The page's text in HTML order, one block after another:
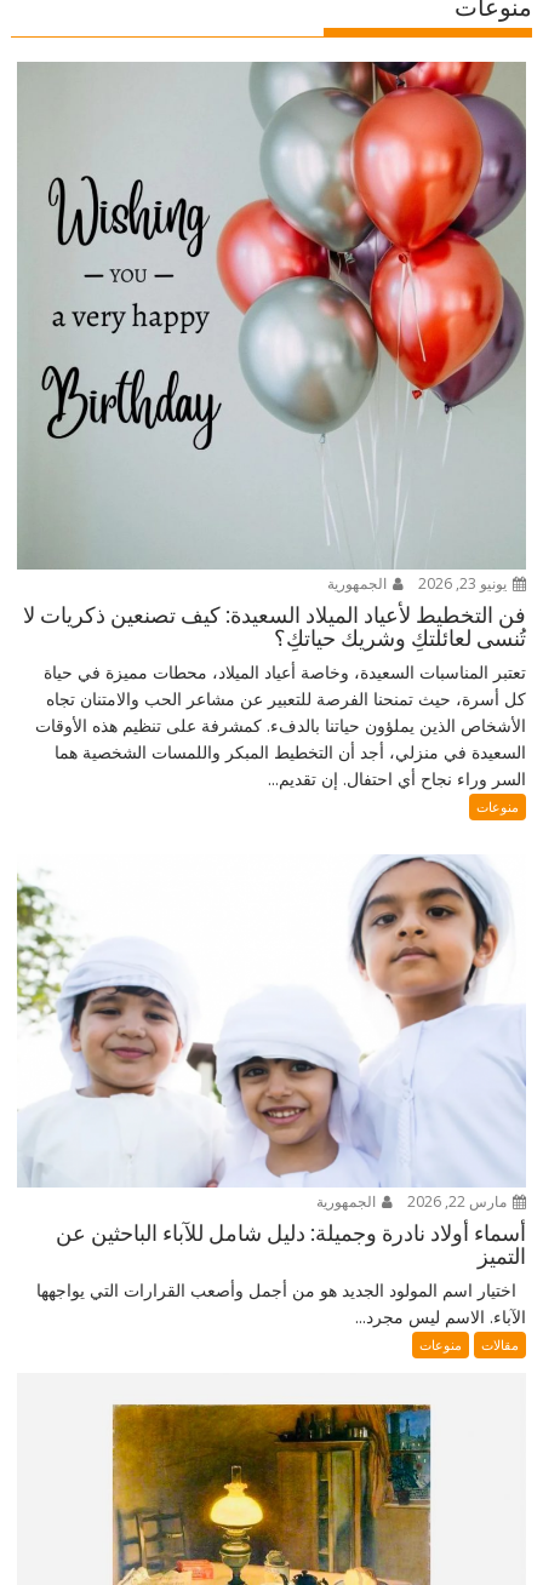
منوعات
يونيو 23, 2026 الجمهورية
فن التخطيط لأعياد الميلاد السعيدة: كيف تصنعين ذكريات لا
تُنسى لعائلتكِ وشريك حياتكِ؟
تعتبر المناسبات السعيدة، وخاصة أعياد الميلاد، محطات مميزة في حياة
كل أسرة، حيث تمنحنا الفرصة للتعبير عن مشاعر الحب والامتنان تجاه
الأشخاص الذين يملؤون حياتنا بالدفء. كمشرفة على تنظيم هذه الأوقات
السعيدة في منزلي، أجد أن التخطيط المبكر واللمسات الشخصية هما
السر وراء نجاح أي احتفال. إن تقديم...
منوعات
مارس 22, 2026 الجمهورية
أسماء أولاد نادرة وجميلة: دليل شامل للآباء الباحثين عن
التميز
اختيار اسم المولود الجديد هو من أجمل وأصعب القرارات التي يواجهها
الآباء. الاسم ليس مجرد...
مقالات منوعات